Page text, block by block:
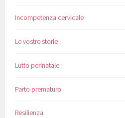
Incompetenza cervicale
Le vostre storie
Lutto perinatale
Parto prematuro
Resilienza